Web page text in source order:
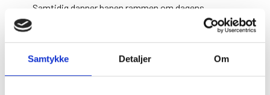
Samtykke Detaljer Om
Samtidig danner banen rammen om dagens
sportslige højdepunkt – Rønne Ejendomshandels
stemningsfyldt konkurrence.
Dørene åbner kl. 14.00, hvor der er mulighed for at